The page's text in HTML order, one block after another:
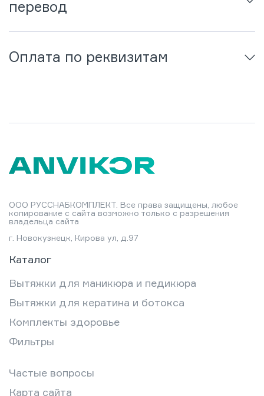
перевод
Оплата по реквизитам
ООО РУССНАБКОМПЛЕКТ. Все права защищены, любое
копирование с сайта возможно только с разрешения
владельца сайта
г. Новокузнецк, Кирова ул, д.97
Каталог
Вытяжки для маникюра и педикюра
Вытяжки для кератина и ботокса
Комплекты здоровье
Фильтры
Частые вопросы
Карта сайта